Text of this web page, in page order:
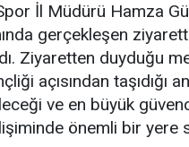
İl Müdürü Hamza
gerçekleşen
Ziyaretten duyduğu
açısından
ve en büyük
önemli bir yere